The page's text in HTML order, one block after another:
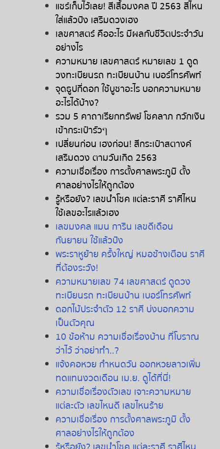
แชร์เก็บไว้เลย! สีเสื้อมงคลปี 2563 สีไหน
ใส่แล้วปัง เสริมดวงเฮง
เลขศาสตร์ คืออะไร มีผลกับชีวิตประจำวัน
อย่างไร
ความหมาย เลขศาสตร์ หมายเลข 1 ดูด
วงทะเบียนรถ ทะเบียนบ้าน เบอร์โทรศัพท์
จุดธูปกี่ดอกใช้บูชาอะไร บอกความหมาย
อะไรได้บ้าง?
รวม 5 คาถาเรียกทรัพย์โชคลาภ กวักเงิน
เข้ากระเป๋ารัวๆ
เปลี่ยนก่อน เฮงก่อน! สีกระเป๋าสตางค์
เสริมดวง ตามวันเกิด 2563
ความเชื่อเรื่อง การตั้งศาลพระภูมิ ตั้ง
ศาลอย่างไรให้ถูกต้อง
รู้หรือยัง? เลขนำโชค แต่ละราศี ราศีไหน
ใช้เลขอะไรแล้วเฮง
เลขมงคล แมน การิน เลขดีเดือน
กันยายน ใช้แล้วปัง
พระราหูย้าย ครั้งใหญ่ หมอช้างเตือน ราศี
ที่ต้องระวัง!
ความหมายเลข 74 เลขศาสตร์ ดูดวง
ทะเบียนรถ ทะเบียนบ้าน เบอร์โทรศัพท์
ดอกไม้ประจำตัว 12 ราศี บ่งบอกความ
เป็นตัวคุณ
10 ข้อห้าม ความเชื่อเรื่องบ้าน ที่โบราณ
ว่าไว้ว่าอย่าทำ..?
แจ้งคอหวย กำหนดวัน ออกหวยลาวเพิ่ม
ทดแทนงวดเดือน เม.ย. ดูได้ที่นี่!
ความเชื่อเรื่องตัวเลข เจาะความหมาย
แต่ละตัว เลขไหนดี เลขไหนร้าย
ความเชื่อเรื่อง การตั้งศาลพระภูมิ ตั้ง
ศาลอย่างไรให้ถูกต้อง